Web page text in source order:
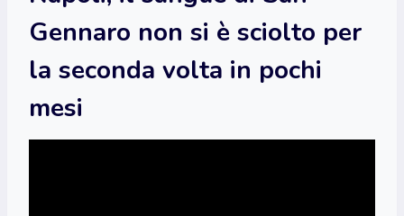
Gennaro non si è sciolto per
la seconda volta in pochi
mesi